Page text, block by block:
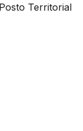
Territorial